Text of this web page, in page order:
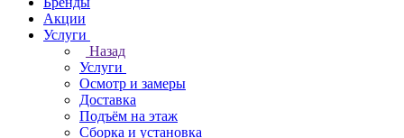
Акции
Услуги
Назад
Услуги
Осмотр и замеры
Доставка
Подъём на этаж
Сборка и установка